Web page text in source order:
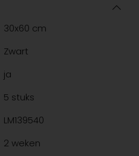
30x60 cm
Zwart
ja
5 stuks
LM139540
2 weken